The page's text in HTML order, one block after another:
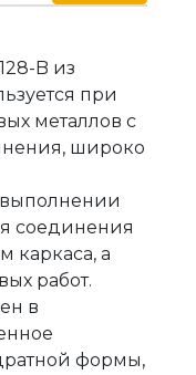
B из
при
металлов с
широко
соединения
каркаса, а
работ.
в
формы,